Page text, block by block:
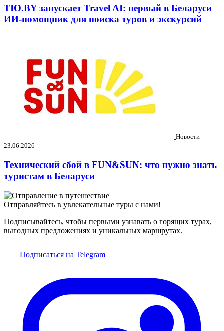
TIO.BY запускает Travel AI: первый в Беларуси
ИИ-помощник для поиска туров и экскурсий
Новости
23.06.2026
Технический сбой в FUN&SUN: что нужно знать
туристам в Беларуси
Отправляйтесь в увлекательные туры с нами!
Подписывайтесь, чтобы первыми узнавать о горящих турах,
выгодных предложениях и уникальных маршрутах.
Подписаться на Telegram